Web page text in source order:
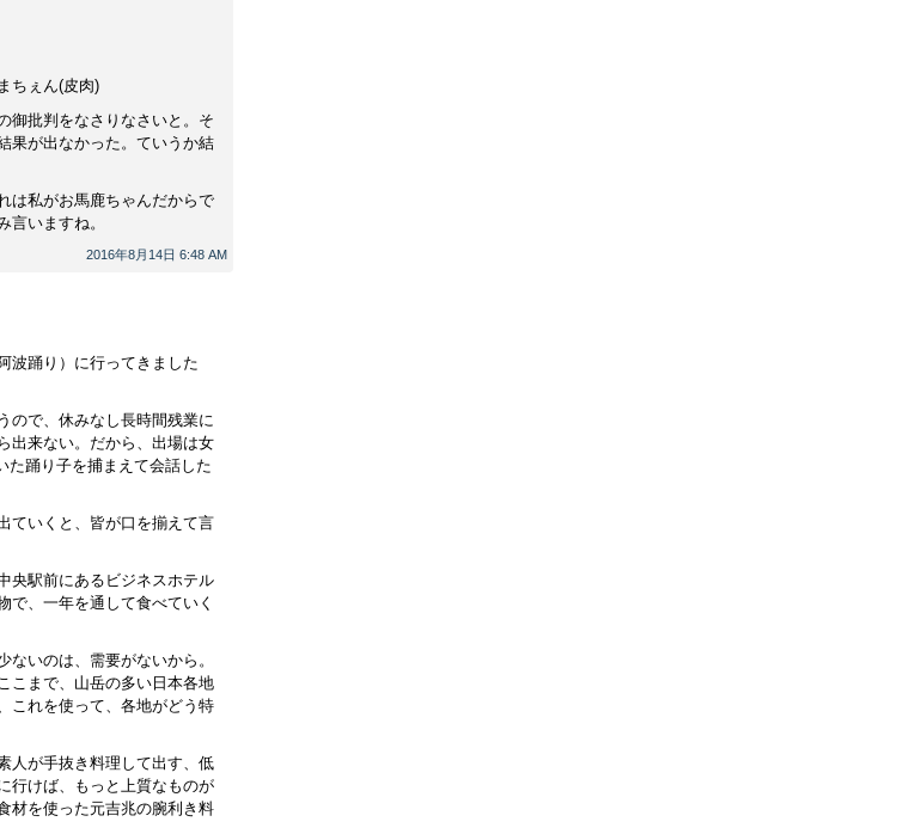
2016年8月14日 6:48 AM
ちぇん(皮肉)
御批判をなさりなさいと。そ
果が出なかった。ていうか結
は私がお馬鹿ちゃんだからで
言いますね。
波踊り）に行ってきました
ので、休みなし長時間残業に
出来ない。だから、出場は女
た踊り子を捕まえて会話した
ていくと、皆が口を揃えて言
央駅前にあるビジネスホテル
で、一年を通して食べていく
いのは、需要がないから。
こまで、山岳の多い日本各地
これを使って、各地がどう特
人が手抜き料理して出す、低
行けば、もっと上質なものが
材を使った元吉兆の腕利き料